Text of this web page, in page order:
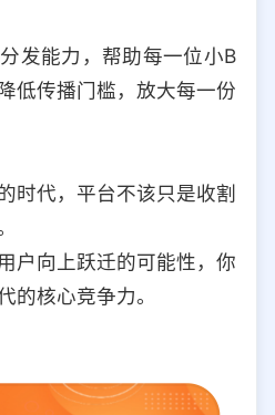
发能力，帮助每一位小B
低传播门槛，放大每一份
时代，平台不该只是收割
户向上跃迁的可能性，你
的核心竞争力。